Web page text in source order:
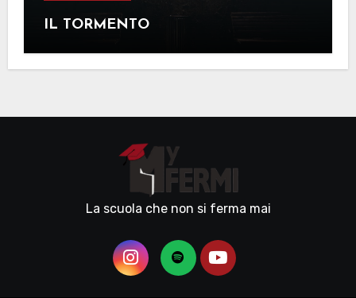
IL TORMENTO
La scuola che non si ferma mai